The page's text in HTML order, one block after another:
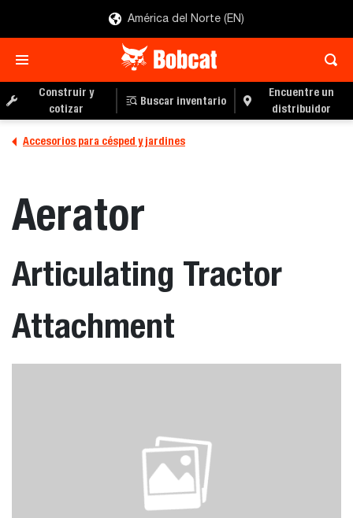
América del Norte (EN)
Construir y
cotizar
Buscar inventario
Encuentre un
distribuidor
Accesorios para césped y jardines
Aerator
Articulating Tractor
Attachment